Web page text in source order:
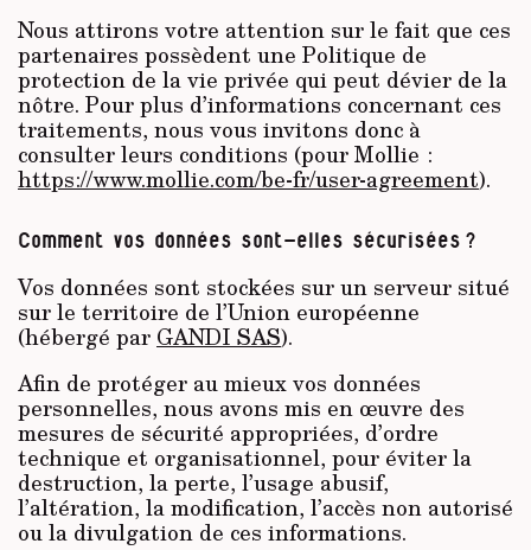
Nous attirons votre attention sur le fait que ces
partenaires possèdent une Politique de
protection de la vie privée qui peut dévier de la
nôtre. Pour plus d’informations concernant ces
traitements, nous vous invitons donc à
consulter leurs conditions (pour Mollie :
https://www.mollie.com/be-fr/user-agreement).
Comment vos données sont-elles sécurisées ?
Vos données sont stockées sur un serveur situé
sur le territoire de l’Union européenne
(hébergé par GANDI SAS).
Afin de protéger au mieux vos données
personnelles, nous avons mis en œuvre des
mesures de sécurité appropriées, d’ordre
technique et organisationnel, pour éviter la
destruction, la perte, l’usage abusif,
l’altération, la modification, l’accès non autorisé
ou la divulgation de ces informations.